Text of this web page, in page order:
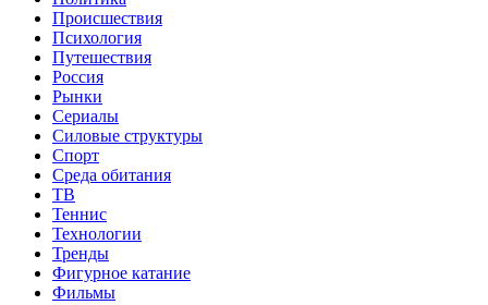
Происшествия
Психология
Путешествия
Россия
Рынки
Сериалы
Силовые структуры
Спорт
Среда обитания
ТВ
Теннис
Технологии
Тренды
Фигурное катание
Фильмы